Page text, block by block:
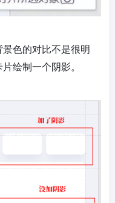
色的对比不是很明
绘制一个阴影。